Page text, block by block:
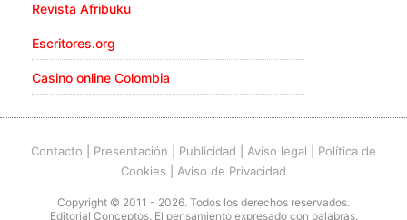
Revista Afribuku
Escritores.org
Casino online Colombia
Contacto Presentación Publicidad Aviso legal
Política de
Cookies
Aviso de Privacidad
Copyright © 2011 - 2026. Todos los derechos reservados.
Editorial Conceptos. El pensamiento expresado con palabras.